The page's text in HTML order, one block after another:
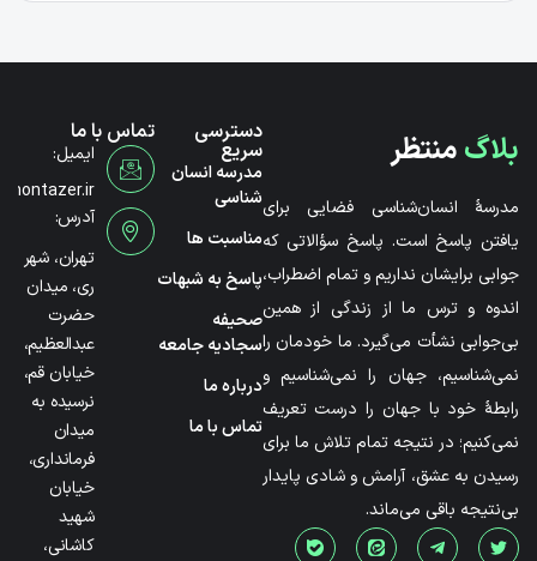
بلاگمنتظر
مدرسۀ انسان‌شناسی فضایی برای
یافتن پاسخ است. پاسخ سؤالاتی که
جوابی برایشان نداریم و تمام اضطراب،
اندوه و ترس ما از زندگی از همین
بی‌جوابی نشأت می‌گیرد. ما خودمان را
نمی‌شناسیم، جهان را نمی‌شناسیم و
رابطۀ خود با جهان را درست تعریف
نمی‌کنیم؛ در نتیجه تمام تلاش ما برای
رسیدن به عشق، آرامش و شادی پایدار
بی‌نتیجه باقی می‌ماند.
دسترسی
سریع
مدرسه انسان
شناسی
مناسبت ها
پاسخ به شبهات
صحیفه
سجادیه جامعه
درباره ما
تماس با ما
تماس با ما
ایمیل:
آدرس:
تهران، شهر
ری، میدان
حضرت
عبدالعظیم،
خیابان قم،
نرسیده به
میدان
فرمانداری،
خیابان
شهید
کاشانی،